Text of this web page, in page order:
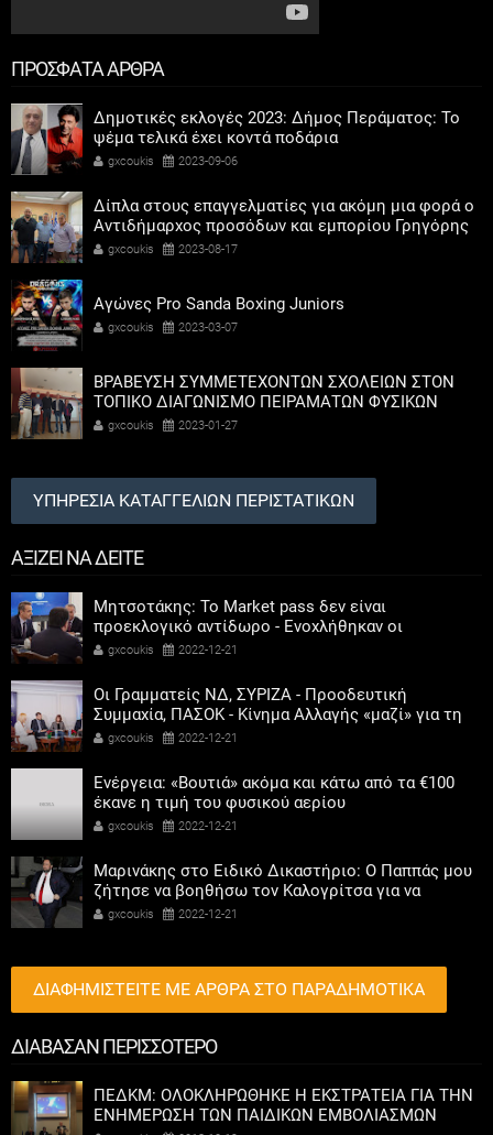
ΠΡΟΣΦΑΤΑ ΑΡΘΡΑ
Δημοτικές εκλογές 2023: Δήμος Περάματος: Το
ψέμα τελικά έχει κοντά ποδάρια
gxcoukis 2023-09-06
Δίπλα στους επαγγελματίες για ακόμη μια φορά ο
Αντιδήμαρχος προσόδων και εμπορίου Γρηγόρης
Καψοκόλης
gxcoukis 2023-08-17
Αγώνες Pro Sanda Boxing Juniors
gxcoukis 2023-03-07
ΒΡΑΒΕΥΣΗ ΣΥΜΜΕΤΕΧΟΝΤΩΝ ΣΧΟΛΕΙΩΝ ΣΤΟΝ
ΤΟΠΙΚΟ ΔΙΑΓΩΝΙΣΜΟ ΠΕΙΡΑΜΑΤΩΝ ΦΥΣΙΚΩΝ
ΕΠΙΣΤΗΜΩΝ
gxcoukis 2023-01-27
ΥΠΗΡΕΣΙΑ ΚΑΤΑΓΓΕΛΙΩΝ ΠΕΡΙΣΤΑΤΙΚΩΝ
ΑΞΙΖΕΙ ΝΑ ΔΕΙΤΕ
Μητσοτάκης: Το Market pass δεν είναι
προεκλογικό αντίδωρο - Ενοχλήθηκαν οι
αριστεροί του χαβιαριού
gxcoukis 2022-12-21
Οι Γραμματείς ΝΔ, ΣΥΡΙΖΑ - Προοδευτική
Συμμαχία, ΠΑΣΟΚ - Κίνημα Αλλαγής «μαζί» για τη
συμμετοχή των γυναικών στην πολιτική
gxcoukis 2022-12-21
Ενέργεια: «Βουτιά» ακόμα και κάτω από τα €100
έκανε η τιμή του φυσικού αερίου
gxcoukis 2022-12-21
Μαρινάκης στο Ειδικό Δικαστήριο: Ο Παππάς μου
ζήτησε να βοηθήσω τον Καλογρίτσα για να
αποκτήσει σταθμό ο ΣΥΡΙΖΑ
gxcoukis 2022-12-21
ΔΙΑΦΗΜΙΣΤΕΙΤΕ ΜΕ ΑΡΘΡΑ ΣΤΟ ΠΑΡΑΔΗΜΟΤΙΚΑ
ΔΙΑΒΑΣΑΝ ΠΕΡΙΣΣΟΤΕΡΟ
ΠΕΔΚΜ: ΟΛΟΚΛΗΡΩΘΗΚΕ Η ΕΚΣΤΡΑΤΕΙΑ ΓΙΑ ΤΗΝ
ΕΝΗΜΕΡΩΣΗ ΤΩΝ ΠΑΙΔΙΚΩΝ ΕΜΒΟΛΙΑΣΜΩΝ